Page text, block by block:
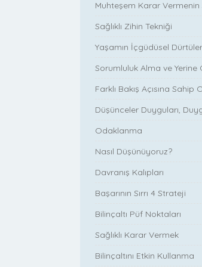
Muhteşem Karar Vermenin
Sağlıklı Zihin Tekniği
Yaşamın İçgüdüsel
Sorumluluk Alma ve Yerine
Farklı Bakış Açısına
Düşünceler Duyguları,
Odaklanma
Nasıl Düşünüyoruz?
Davranış Kalıpları
Başarının Sırrı 4 Strateji
Bilinçaltı Püf Noktaları
Sağlıklı Karar Vermek
Bilinçaltını Etkin Kullanma